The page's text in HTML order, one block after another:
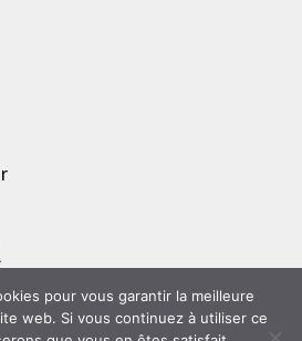
pour vous garantir la meilleure
web. Si vous continuez à utiliser ce